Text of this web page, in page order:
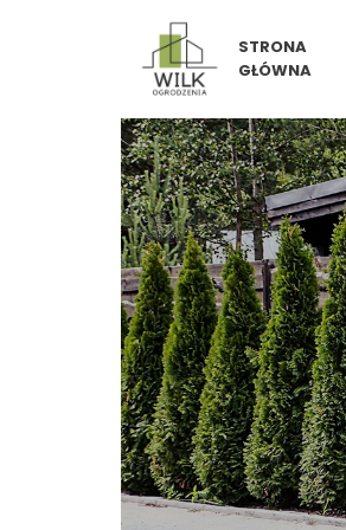
STRONA
GŁÓWNA